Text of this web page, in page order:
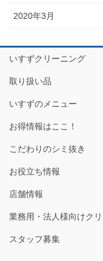
2020年3月
いすずクリーニング
取り扱い品
いすずのメニュー
お得情報はここ！
こだわりのシミ抜き
お役立ち情報
店舗情報
業務用・法人様向けク
スタッフ募集